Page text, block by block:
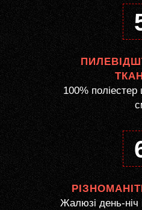
100%
Жалюзі день-ніч